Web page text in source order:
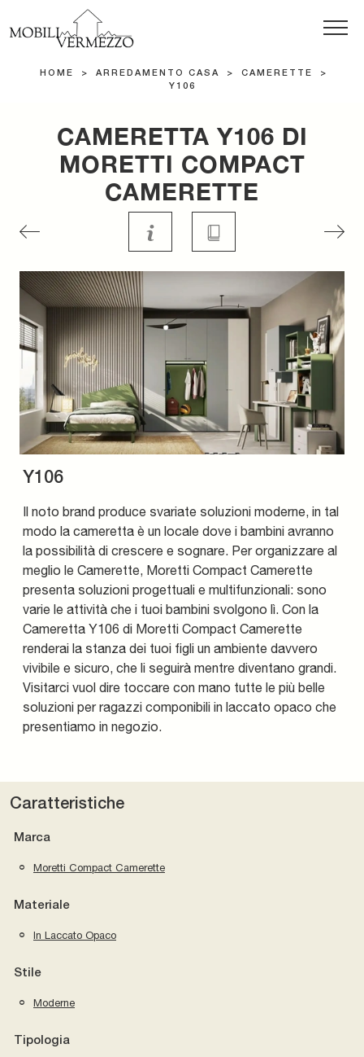
HOME > ARREDAMENTO CASA > CAMERETTE
>
Y106
CAMERETTA Y106 DI
MORETTI COMPACT
CAMERETTE
Y106
Il noto brand produce svariate soluzioni moderne, in tal
modo la cameretta è un locale dove i bambini avranno
la possibilità di crescere e sognare. Per organizzare al
meglio le Camerette, Moretti Compact Camerette
presenta soluzioni progettuali e multifunzionali: sono
varie le attività che i tuoi bambini svolgono lì. Con la
Cameretta Y106 di Moretti Compact Camerette
renderai la stanza dei tuoi figli un ambiente davvero
vivibile e sicuro, che li seguirà mentre diventano grandi.
Visitarci vuol dire toccare con mano tutte le più belle
soluzioni per ragazzi componibili in laccato opaco che
presentiamo in negozio.
Caratteristiche
Marca
Moretti Compact Camerette
Materiale
In Laccato Opaco
Stile
Moderne
Tipologia